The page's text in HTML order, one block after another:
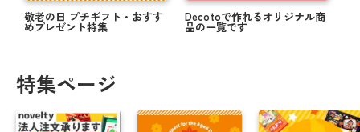
敬老の日 プチギフト・おすす
めプレゼント特集
Decotoで作れるオリジナル商
品の一覧です
特集ページ